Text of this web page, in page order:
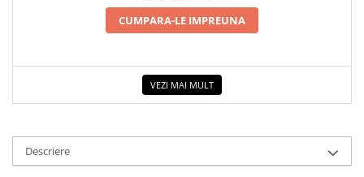
CUMPARA-LE IMPREUNA
VEZI MAI MULT
Descriere